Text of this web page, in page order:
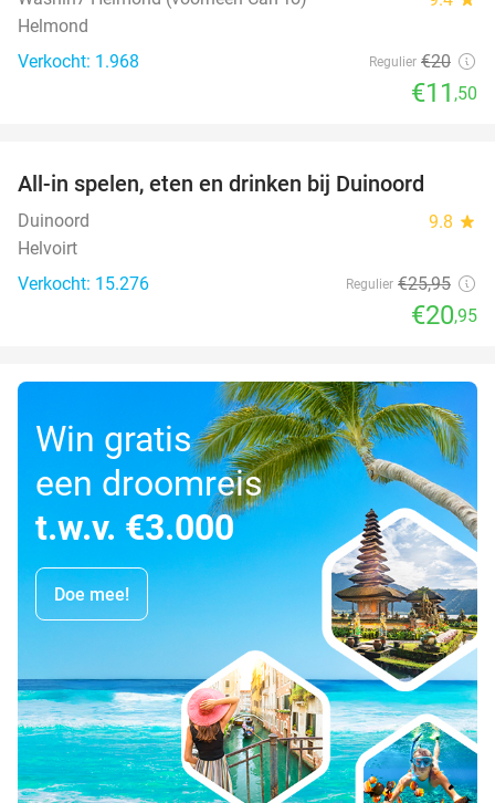
Helmond
Verkocht: 1.968
Regulier €20
€11 ,50
All-in spelen, eten en drinken bij Duinoord
Duinoord 9.8 star
Helvoirt
Verkocht: 15.276
Regulier €25,95
€20,95
Win gratis
een droomreis
t.w.v. €3.000
Doe mee!